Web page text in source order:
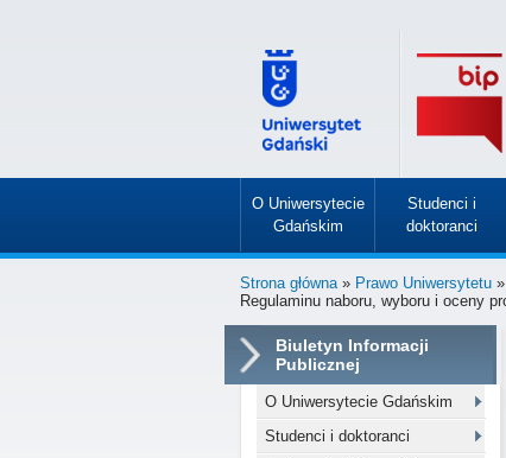
O Uniwersytecie
Gdańskim
»
Studenci i
doktoranci
»
Strona główna» Prawo Uniwersytetu »
Regulaminu naboru, wyboru i oceny
Biuletyn Informacji
Publicznej
O Uniwersytecie Gdańskim
Studenci i doktoranci